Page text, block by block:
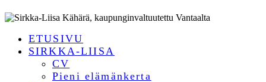
ETUSIVU
SIRKKA-LIISA
CV
Pieni elämänkerta